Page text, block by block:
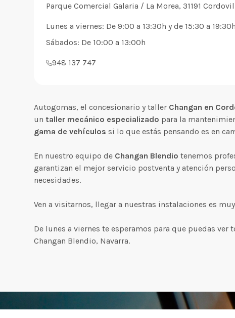
Parque Comercial Galaria / La Morea, 31191
Lunes a viernes: De 9:00 a 13:30h y de 15:30 a 19:30h
Sábados: De 10:00 a 13:00h
948 137 747
Autogomas, el concesionario y taller Changan en
un taller mecánico especializado para la
gama de vehículos si lo que estás pensando es en
En nuestro equipo de Changan Blendio tenemos
garantizan el mejor servicio postventa y atención
necesidades.
Ven a visitarnos, llegar a nuestras instalaciones es
De lunes a viernes te esperamos para que puedas ver
Changan Blendio, Navarra.